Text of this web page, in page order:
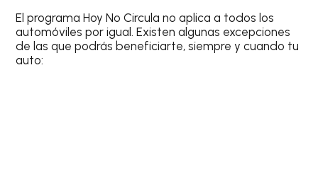
El programa Hoy No Circula no aplica a todos los
automóviles por igual. Existen algunas excepciones
de las que podrás beneficiarte, siempre y cuando tu
auto: